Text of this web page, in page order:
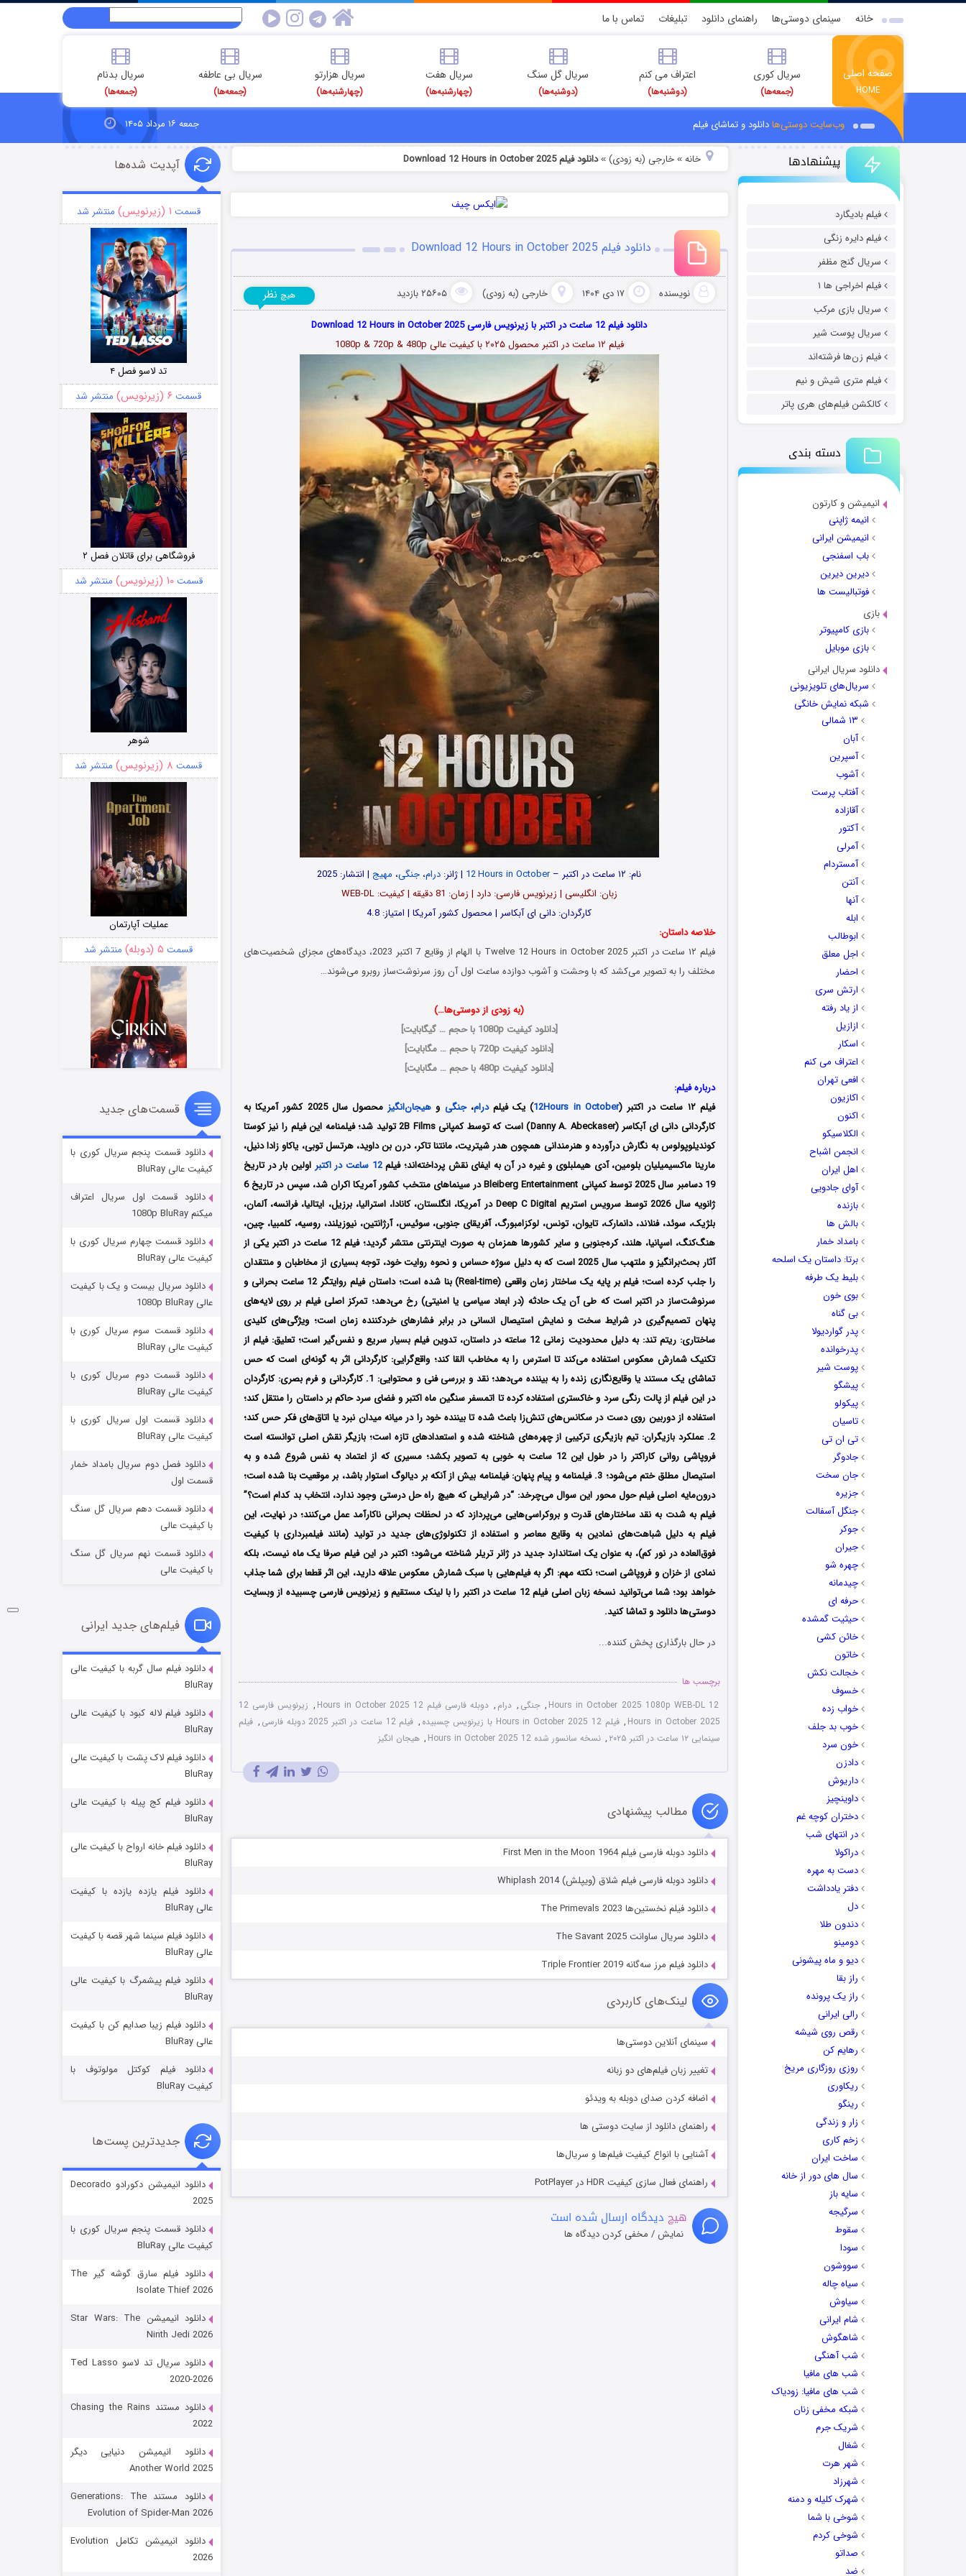
خانه سینمای دوستی‌ها راهنمای دانلود تبلیغات تماس با ما
صفحه اصلی
HOME
سریال کوری
(جمعه‌ها)
اعتراف می کنم
(دوشنبه‌ها)
سریال گل سنگ
(دوشنبه‌ها)
سریال هفت
(چهارشنبه‌ها)
سریال هزارتو
(چهارشنبه‌ها)
سریال بی عاطفه
(جمعه‌ها)
سریال بدنام
(جمعه‌ها)
وب‌سایت دوستی‌هادانلود و تماشای فیلم جمعه ۱۶ مرداد ۱۴۰۵
پیشنهادها
فیلم بادیگارد
فیلم دایره زنگی
سریال گنج مظفر
فیلم اخراجی ها ۱
سریال بازی مرکب
سریال پوست شیر
فیلم زن‌ها فرشته‌اند
فیلم متری شیش و نیم
کالکشن فیلم‌های هری پاتر
دسته بندی
انیمیشن و کارتون
انیمه ژاپنی
انیمیشن ایرانی
باب اسفنجی
دیرین دیرین
فوتبالیست ها
بازی
بازی کامپیوتر
بازی موبایل
دانلود سریال ایرانی
سریال‌های تلویزیونی
شبکه نمایش خانگی
۱۳ شمالی
آبان
آسپرین
آشوب
آفتاب پرست
آقازاده
آکتور
آمرلی
آمستردام
آنتن
آنها
ابله
ابوطالب
اجل معلق
احضار
ارتش سری
از یاد رفته
ازازیل
اسکار
اعتراف می کنم
افعی تهران
اکازیون
اکنون
الکلاسیکو
انجمن اشباح
اهل ایران
آوای جادویی
بازنده
بالش ها
بامداد خمار
برتا: داستان یک اسلحه
بلیط یک‌‌ طرفه
بوی خون
بی گناه
پدر گواردیولا
پدرخوانده
پوست شیر
پیشگو
پیکولو
تاسیان
تی ان تی
جادوگر
جان سخت
جزیره
جنگل آسفالت
جوکر
جیران
چهره شو
چیدمانه
حرفه ای
حیثیت گمشده
خائن کشی
خاتون
خجالت نکش
خسوف
خواب زده
خوب بد جلف
خون سرد
دادزن
داریوش
داوینچیز
دختران کوچه غم
در انتهای شب
دراکولا
دست به مهره
دفتر یادداشت
دل
دندون طلا
دومینو
دیو و ماه پیشونی
راز بقا
راز یک پرونده
رالی ایرانی
رقص روی شیشه
رهایم کن
روزی روزگاری مریخ
ریکاوری
رینگو
زار و زندگی
زخم کاری
ساخت ایران
سال های دور از خانه
سایه باز
سرگیجه
سقوط
سودا
سووشون
سیاه چاله
سیاوش
شام ایرانی
شاهگوش
شب آهنگی
شب های مافیا
شب های مافیا: زودیاک
شبکه مخفی زنان
شریک جرم
شغال
شهر هرت
شهرزاد
شهرک کلیله و دمنه
شوخی با شما
شوخی کردم
صداتو
ضد
خانه» خارجی (به زودی)»دانلود فیلم Download 12 Hours in October 2025
دانلود فیلم Download 12 Hours in October 2025
نویسنده ۱۷ دی ۱۴۰۴ خارجی (به زودی) ۲۵۶۰۵ بازدید هیچ نظر
دانلود فیلم 12 ساعت در اکتبر با زیرنویس فارسی Download 12 Hours in October 2025
فیلم ۱۲ ساعت در اکتبر محصول ۲۰۲۵ با کیفیت عالی 1080p & 720p & 480p
نام: ۱۲ ساعت در اکتبر – 12iHours in October | ژانر: درام، جنگی، مهیج | انتشار: 2025
زبان: انگلیسی | زیرنویس فارسی: دارد | زمان: 81 دقیقه | کیفیت: WEB-DL
کارگردان: دانی ای آبکاسر | محصول کشور آمریکا | امتیاز: 4.8
خلاصه داستان:
فیلم ۱۲ ساعت در اکتبر Twelve 12 Hours in October 2025 با الهام از وقایع 7 اکتبر 2023، دیدگاه‌های مجزای شخصیت‌های
مختلف را به تصویر می‌کشد که با وحشت و آشوب دوازده ساعت اول آن روز سرنوشت‌ساز روبرو می‌شوند…
(به زودی از دوستی‌ها…)
[دانلود کیفیت 1080p با حجم … گیگابایت
]
[دانلود کیفیت 720p با حجم … مگابایت
]
[دانلود کیفیت 480p با حجم … مگابایت
]
درباره فیلم:
فیلم ۱۲ ساعت در اکتبر (
12Hours in October) یک فیلمدرام،جنگی و هیجان‌انگیز
محصول سال 2025 کشور آمریکا به
کارگردانی دانی ای آبکاسر (Danny A. Abeckaser) است که توسط کمپانی‌ 2B Films تولید شد؛ فیلمنامه این فیلم را نیز کوستا
کوندیلوپولوسبه نگارش درآورده و هنرمندانی همچونهدر شیتریت، مانتنا تاکر، درن بن داوید، هرتسل توبی، یاکاو زادا دنیل،
مارینا ماکسیمیلیان بلومین، آدی هیملبلوی و غیره در آن به ایفای نقش پرداخته‌اند؛ فیلم12 ساعت در اکتبر
اولین بار در تاریخ
19 دسامبر سال 2025 توسط کمپانی‌ Bleiberg Entertainment در سینماهای منتخب کشور آمریکا اکران شد، سپس در تاریخ 6
ژانویه سال 2026 توسط سرویس استریم Deep C Digital
در آمریکا، انگلستان، کانادا، استرالیا، برزیل، ایتالیا، فرانسه، آلمان،
بلژیک، سوئد، فنلاند، دانمارک، تایوان، تونس، لوکزامبورگ، آفریقای جنوبی، سوئیس، آرژانتین، نیوزیلند، روسیه، کلمبیا، چین،
هنگ‌کنگ، اسپانیا، هلند، کره‌جنوبی و سایر کشورها همزمان به صورت اینترنتی منتشر گردید؛
فیلم 12 ساعت در اکتبر یکی از
آثار بحث‌برانگیز و ملتهب سال 2025 است که به دلیل سوژه حساس و نحوه روایت خود، توجه بسیاری از مخاطبان و منتقدان
را جلب کرده است؛ فیلم بر پایه یک ساختار زمان واقعی (Real-time) بنا شده است؛ داستان فیلم روایتگر 12 ساعت بحرانی و
سرنوشت‌ساز در اکتبر است که طی آن یک حادثه (در ابعاد سیاسی یا امنیتی) رخ می‌دهد؛ تمرکز اصلی فیلم بر روی لایه‌های
پنهان تصمیم‌گیری در شرایط سخت و نمایش استیصال انسانی در برابر فشارهای خردکننده زمان است؛ ویژگی‌های کلیدی
ساختاری: ریتم تند: به دلیل محدودیت زمانی 12 ساعته در داستان، تدوین فیلم بسیار سریع و نفس‌گیر است؛ تعلیق: فیلم از
تکنیک شمارش معکوس استفاده می‌کند تا استرس را به مخاطب القا کند؛ واقع‌گرایی: کارگردانی اثر به گونه‌ای است که حس
تماشای یک مستند یا وقایع‌نگاری زنده را به بیننده می‌دهد؛ نقد و بررسی فنی و محتوایی: 1. کارگردانی و فرم بصری: کارگردان
در این فیلم از پالت رنگی سرد و خاکستری استفاده کرده تا اتمسفر سنگین ماه اکتبر و فضای سرد حاکم بر داستان را منتقل کند؛
استفاده از دوربین روی دست در سکانس‌های تنش‌زا باعث شده تا بیننده خود را در میانه میدان نبرد یا اتاق‌های فکر حس کند؛
2. عملکرد بازیگران: تیم بازیگری ترکیبی از چهره‌های شناخته شده و استعدادهای تازه است؛ بازیگر نقش اصلی توانسته است
فروپاشی روانی کاراکتر را در طول این 12 ساعت به خوبی به تصویر بکشد؛ مسیری که از اعتماد به نفس شروع شده و به
استیصال مطلق ختم می‌شود؛ 3. فیلمنامه و پیام پنهان: فیلمنامه بیش از آنکه بر دیالوگ استوار باشد، بر موقعیت بنا شده است؛
درون‌مایه اصلی فیلم حول محور این سوال می‌چرخد: “در شرایطی که هیچ راه حل درستی وجود ندارد، انتخاب بد کدام است؟”
فیلم به شدت به نقد ساختارهای قدرت و بروکراسی‌هایی می‌پردازد که در لحظات بحرانی ناکارآمد عمل می‌کنند؛ در نهایت، این
فیلم به دلیل شباهت‌های نمادین به وقایع معاصر و استفاده از تکنولوژی‌های جدید در تولید (مانند فیلمبرداری با کیفیت
فوق‌العاده در نور کم)، به عنوان یک استاندارد جدید در ژانر تریلر شناخته می‌شود؛ اکتبر در این فیلم صرفا یک ماه نیست، بلکه
نمادی از خزان و فروپاشی است؛ نکته مهم: اگر به فیلم‌هایی با سبک شمارش معکوس علاقه دارید، این اثر قطعا برای شما جذاب
خواهد بود؛ شما می‌توانید نسخه زبان اصلی فیلم 12 ساعت در اکتبر را با ‌لینک مستقیم و زیرنویس فارسی چسبیده از وبسایت
دوستی‌ها دانلود و تماشا کنید.
در حال بارگذاری پخش کننده...
برچسب ها
12 Hours in October 2025 1080p WEB-DL
, جنگی , درام , دوبله فارسی فیلم 12 Hours in October 2025 ,
زیرنویس فارسی 12
Hours in October 2025
, فیلم 12 Hours in October 2025 با زیرنویس چسبیده , فیلم 12 ساعت در اکتبر 2025 دوبله فارسی , فیلم
سینمایی ۱۲ ساعت در اکتبر ۲۰۲۵
, نسخه سانسور شده 12 Hours in October 2025 , هیجان انگیز
مطالب پیشنهادی
دانلود دوبله فارسی فیلم First Men in the Moon 1964
دانلود دوبله فارسی فیلم شلاق (ویپلش) Whiplash 2014
دانلود فیلم نخستین‌ها The Primevals 2023
دانلود سریال ساوانت The Savant 2025
دانلود فیلم مرز سه‌گانه Triple Frontier 2019
لینک‌های کاربردی
سینمای آنلاین دوستی‌ها
تغییر زبان فیلم‌های دو زبانه
اضافه کردن صدای دوبله به ویدئو
راهنمای دانلود از سایت دوستی ها
آشنایی با انواع کیفیت فیلم‌ها و سریال‌ها
راهنمای فعال سازی کیفیت HDR در PotPlayer
هیچ دیدگاه ارسال شده است
نمایش / مخفی کردن دیدگاه ها
آپدیت شده‌ها
قسمت ۱ (زیرنویس) منتشر شد
تد لاسو فصل ۴
قسمت ۶ (زیرنویس) منتشر شد
فروشگاهی برای قاتلان فصل ۲
قسمت۱۰ (زیرنویس) منتشر شد
شوهر
قسمت ۸ (زیرنویس) منتشر شد
عملیات آپارتمان
قسمت ۵ (دوبله) منتشر شد
سریال زشت
قسمت۲ (زیرنویس) منتشر شد
مردگان متحرک: شهر مرده ۳
شکست استوارت در نجات جهان
قسمت ۷ (زیرنویس) منتشر شد
شوگر فصل ۲
قسمت
خاندان اژدها فصل ۳
جادوگری در مغولستان
قسمت ۶ (زیرنویس)
رویایی برای تو
قسمت
قسمت‌های جدید
دانلود قسمت پنجم سریال کوری با
کیفیت عالی BluRay
دانلود قسمت اول سریال اعتراف
میکنم 1080p BluRay
دانلود قسمت چهارم سریال کوری با
کیفیت عالی BluRay
دانلود سریال بیست و یک با کیفیت
عالی 1080p BluRay
دانلود قسمت سوم سریال کوری با
کیفیت عالی BluRay
دانلود قسمت دوم سریال کوری با
کیفیت عالی BluRay
دانلود قسمت اول سریال کوری با
کیفیت عالی BluRay
دانلود فصل دوم سریال بامداد خمار
قسمت اول
دانلود قسمت دهم سریال گل سنگ
با کیفیت عالی
دانلود قسمت نهم سریال گل سنگ
با کیفیت عالی
فیلم‌های جدید ایرانی
دانلود فیلم سال گربه با کیفیت عالی
BluRay
دانلود فیلم لاله کبود با کیفیت عالی
BluRay
دانلود فیلم لاک پشت با کیفیت عالی
BluRay
دانلود فیلم کج‌ پیله با کیفیت عالی
BluRay
دانلود فیلم خانه ارواح با کیفیت عالی
BluRay
دانلود فیلم یازده یازده با کیفیت
عالی BluRay
دانلود فیلم سینما شهر قصه با کیفیت
عالی BluRay
دانلود فیلم پیشمرگ با کیفیت عالی
BluRay
دانلود فیلم زیبا صدایم کن با کیفیت
عالی BluRay
دانلود فیلم کوکتل مولوتوف با
کیفیت BluRay
جدیدترین پست‌ها
دانلود انیمیشن دکورادو Decorado
2025
دانلود قسمت پنجم سریال کوری با
کیفیت عالی BluRay
دانلود فیلم سارق گوشه گیر The
Isolate Thief 2026
دانلود انیمیشن Star Wars: The
Ninth Jedi 2026
دانلود سریال تد لاسو Ted Lasso
2020-2026
دانلود مستند Chasing the Rains
2022
دانلود انیمیشن دنیایی دیگر
Another World 2025
دانلود مستند Generations: The
Evolution of Spider-Man 2026
دانلود انیمیشن تکامل Evolution
2026